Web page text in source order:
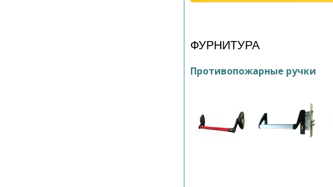
ФУРНИТУРА
Противопожарные ручки